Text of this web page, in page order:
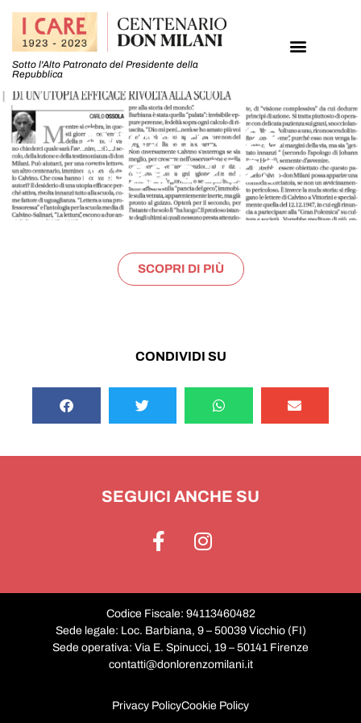
Sotto l'Alto Patronato del Presidente della
Repubblica
Avvenire – 28
maggio 2023
SCOPRI DI PIÙ
CONDIVIDI SU
SEGUICI ANCHE SU
Codice Fiscale: 94113460482
Sede legale: Loc. Barbiana, 9 – 50039 Vicchio (FI)
Sede operativa: Via E. Spinucci, 19 – 50141 Firenze
contatti@donlorenzomilani.it
Privacy PolicyCookie Policy